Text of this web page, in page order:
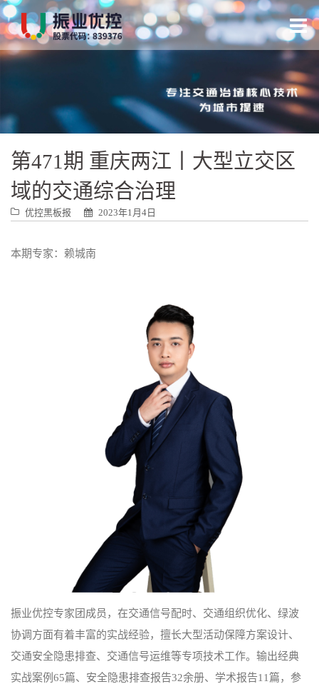
跳
转
到
内
第471期 重庆两江丨大型立交区
域的交通综合治理
优控黑板报 2023年1月4日
本期专家：赖城南
振业优控专家团成员，在交通信号配时、交通组织优化、绿波
协调方面有着丰富的实战经验，擅长大型活动保障方案设计、
交通安全隐患排查、交通信号运维等专项技术工作。输出经典
实战案例65篇、安全隐患排查报告32余册、学术报告11篇，参